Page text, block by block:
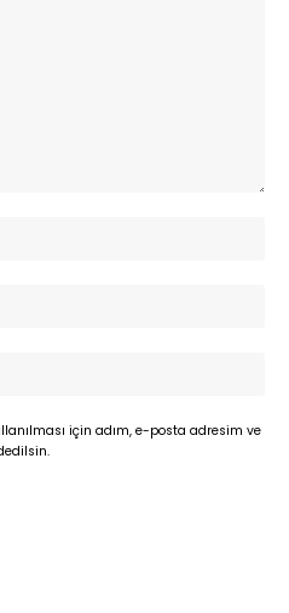
için adım, e-posta adresim ve